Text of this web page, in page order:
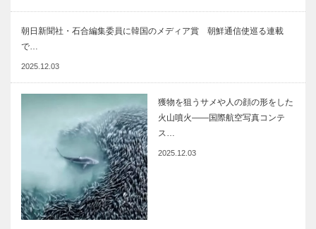
朝日新聞社・石合編集委員に韓国のメディア賞 朝鮮通信使巡る連載
で…
2025.12.03
獲物を狙うサメや人の顔の形をした
火山噴火――国際航空写真コンテ
ス…
2025.12.03